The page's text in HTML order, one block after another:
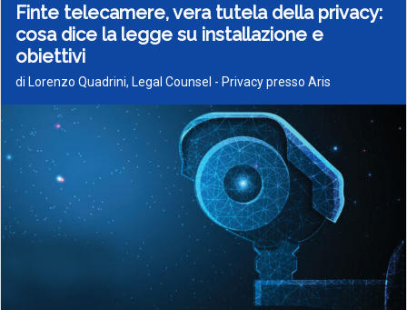
Finte telecamere, vera tutela della privacy:
cosa dice la legge su installazione e
obiettivi
di Lorenzo Quadrini, Legal Counsel - Privacy presso Aris